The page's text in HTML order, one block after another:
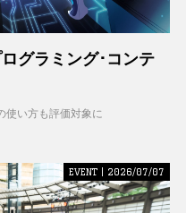
グラミング･コンテ
使い方も評価対象に
EVENT | 2026/07/07